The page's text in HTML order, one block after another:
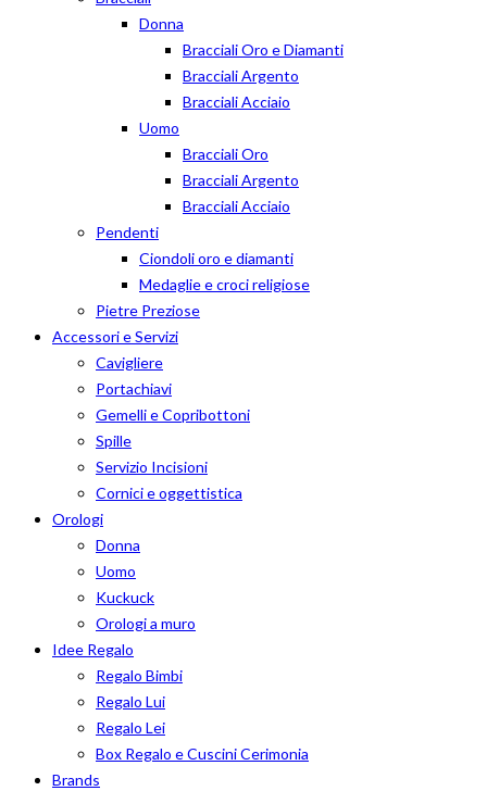
Donna
Bracciali Oro e Diamanti
Bracciali Argento
Bracciali Acciaio
Uomo
Bracciali Oro
Bracciali Argento
Bracciali Acciaio
Pendenti
Ciondoli oro e diamanti
Medaglie e croci religiose
Pietre Preziose
Accessori e Servizi
Cavigliere
Portachiavi
Gemelli e Copribottoni
Spille
Servizio Incisioni
Cornici e oggettistica
Orologi
Donna
Uomo
Kuckuck
Orologi a muro
Idee Regalo
Regalo Bimbi
Regalo Lui
Regalo Lei
Box Regalo e Cuscini Cerimonia
Brands